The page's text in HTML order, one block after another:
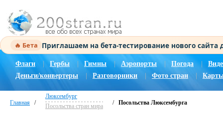
🔥 Бета Приглашаем на бета-тестирование нового
Флаги Гербы Гимны | Аэропорты Погода |
Деньги/конвертеры
Разговорники Фото стран
Главная /
Люксембург
Посольства стран мира
/ Посольства Люксембурга